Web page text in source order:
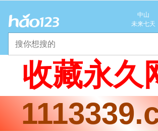
中山
优
未来七天
2025年11月10日
收藏永久
体育